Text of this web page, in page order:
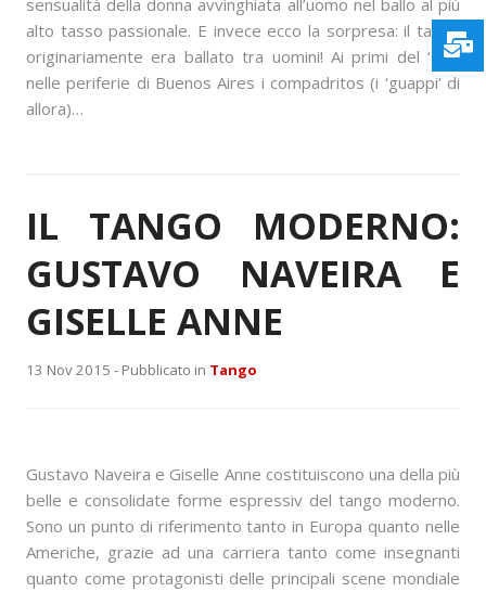
sensualità della donna avvinghiata all’uomo nel ballo al più
alto tasso passionale. E invece ecco la sorpresa: il tango
originariamente era ballato tra uomini! Ai primi del ‘900
nelle periferie di Buenos Aires i compadritos (i ‘guappi’ di
allora)…
IL TANGO MODERNO:
GUSTAVO NAVEIRA E
GISELLE ANNE
13 Nov 2015 - Pubblicato in Tango
Gustavo Naveira e Giselle Anne costituiscono una della più
belle e consolidate forme espressiv del tango moderno.
Sono un punto di riferimento tanto in Europa quanto nelle
Americhe, grazie ad una carriera tanto come insegnanti
quanto come protagonisti delle principali scene mondiale